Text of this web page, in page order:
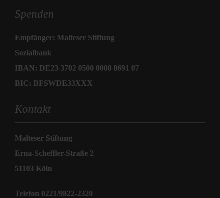
Spenden
Empfänger: Malteser Stiftung
Sozialbank
IBAN: DE23 3702 0500 0008 8691 07
BIC: BFSWDE33XXX
Kontakt
Malteser Stiftung
Erna-Scheffler-Straße 2
51103 Köln
Telefon 0221/9822-2320